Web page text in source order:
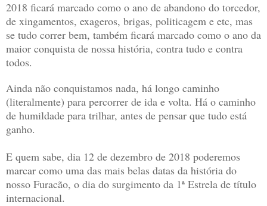
2018 ficará marcado como o ano de abandono do torcedor,
de xingamentos, exageros, brigas, politicagem e etc, mas
se tudo correr bem, também ficará marcado como o ano da
maior conquista de nossa história, contra tudo e contra
todos.
Ainda não conquistamos nada, há longo caminho
(literalmente) para percorrer de ida e volta. Há o caminho
de humildade para trilhar, antes de pensar que tudo está
ganho.
E quem sabe, dia 12 de dezembro de 2018 poderemos
marcar como uma das mais belas datas da história do
nosso Furacão, o dia do surgimento da 1ª Estrela de título
internacional.